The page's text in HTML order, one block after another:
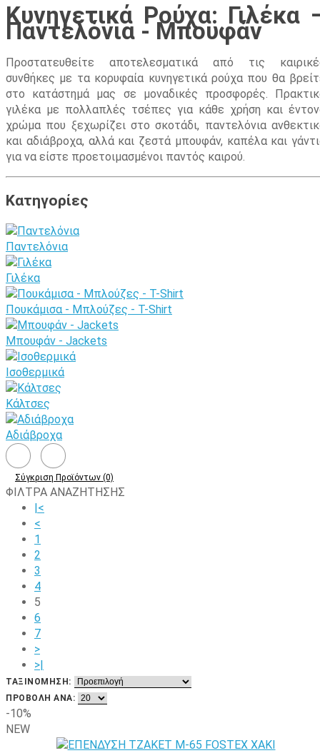
Κυνηγετικά Ρούχα: Γιλέκα
Παντελόνια - Μπουφάν
Προστατευθείτε αποτελεσματικά από τις
συνθήκες με τα κορυφαία κυνηγετικά ρούχα που θα
στο κατάστημά μας σε μοναδικές προσφορές.
γιλέκα με πολλαπλές τσέπες για κάθε χρήση και
χρώμα που ξεχωρίζει στο σκοτάδι, παντελόνια
και αδιάβροχα, αλλά και ζεστά μπουφάν, καπέλα και
για να είστε προετοιμασμένοι παντός καιρού.
Κατηγορίες
Παντελόνια
Γιλέκα
Πουκάμισα - Μπλούζες - T-Shirt
Μπουφάν - Jackets
Ισοθερμικά
Κάλτσες
Αδιάβροχα
Σύγκριση Προϊόντων (0)
ΦΙΛΤΡΑ ΑΝΑΖΗΤΗΣΗΣ
|<
<
1
2
3
4
5
6
7
>
>|
ΤΑΞΙΝΌΜΗΣΗ:
ΠΡΟΒΟΛΉ ΑΝΆ:
-10%
NEW